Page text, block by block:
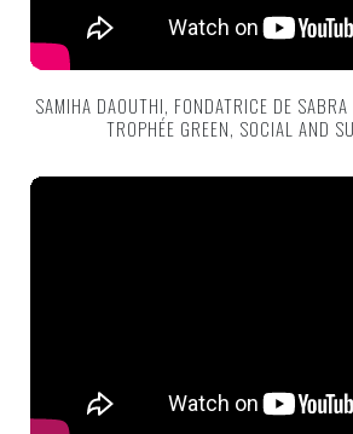
SAMIHA DAOUTHI, FONDATRICE DE
TROPHÉE GREEN, SOCIAL AND